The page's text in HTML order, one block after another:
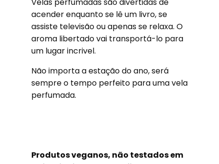
acender enquanto se lê um livro, se
assiste televisão ou apenas se relaxa. O
aroma libertado vai transportá-lo para
um lugar incrivel.
Não importa a estação do ano, será
sempre o tempo perfeito para uma vela
perfumada.
Produtos veganos, não testados em